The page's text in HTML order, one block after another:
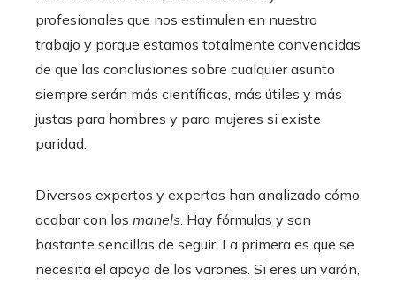
profesionales que nos estimulen en nuestro
trabajo y porque estamos totalmente convencidas
de que las conclusiones sobre cualquier asunto
siempre serán más científicas, más útiles y más
justas para hombres y para mujeres si existe
paridad.
Diversos expertos y expertos han analizado cómo
acabar con los manels. Hay fórmulas y son
bastante sencillas de seguir. La primera es que se
necesita el apoyo de los varones. Si eres un varón,